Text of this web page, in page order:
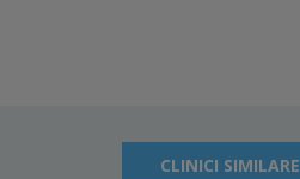
CLINICI SIMILARE